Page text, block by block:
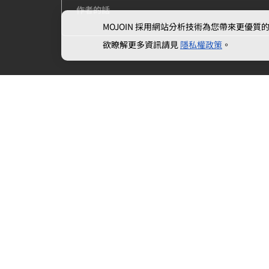
作者的話
MOJOIN 採用網站分析技術為您帶來更優質
欲瞭解更多資訊請見 隱私權政策 。